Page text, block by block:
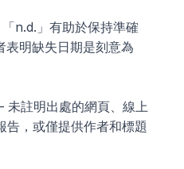
n.d.」有助於保持準確
表明缺失日期是刻意為
未註明出處的網頁、線上
告，或僅提供作者和標題